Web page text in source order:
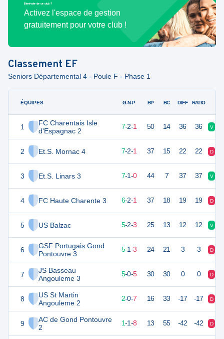
Bénévole de ce club ?
Activez l'espace de gestion
gratuitement pour votre club !
Classement EF
Seniors Départemental 4 - Poule F - Phase 1
ÉQUIPES
1
FC Charentais Isle
d'Espagnac 2
2 Et.S. Mornac 4
3 Et.S. Linars 3
4 FC Haute Charente 3
5 US Balzac
6
GSF Portugais Gond
Pontouvre 3
7
JS Basseau
Angouleme 3
8
US St Martin
Angouleme 2
9
AC de Gond Pontouvre
2
G-N-P BP BC DIFF RATIO
23 7-2-1 50 14 36 36 V
7-2-1 37 15 22 22 D
7-1-0 44 7 37 37 V
20 9 6-2-1 37 18 19 19 D
5-2-3 25 13 12 12 V
16 5-1-3 24 21 3 3 D
5-0-5 30 30 0 0 D
2-0-7 16 33 -17 -17 D
4 10 1-1-8 13 55 -42 -42 D